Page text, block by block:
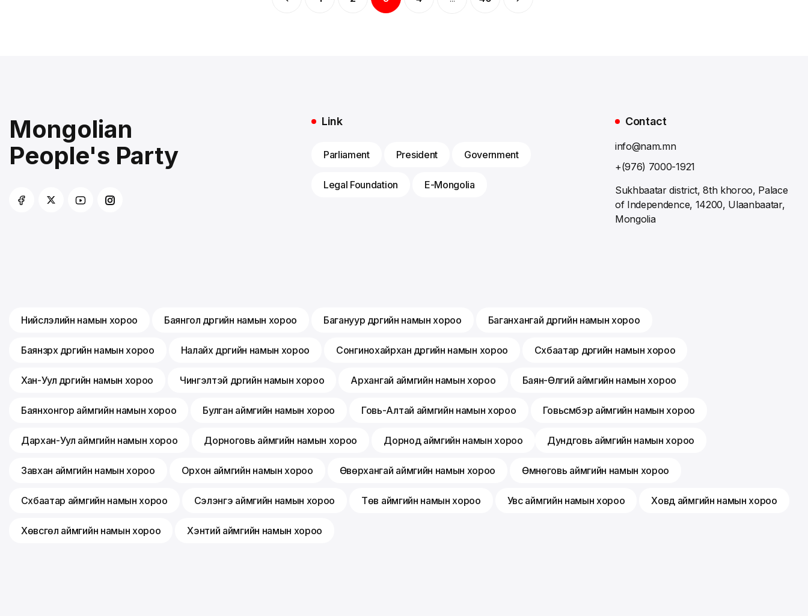
Mongolian
People's Party
Link
Parliament President Government
Legal Foundation E-Mongolia
Contact
info@nam.mn
+(976) 7000-1921
Sukhbaatar district, 8th khoroo, Palace
of Independence, 14200, Ulaanbaatar,
Mongolia
Нийслэлийн намын хороо Баянгол дүүргийн намын хороо Багануур дүүргийн намын хороо Баганхангай дүүргийн намын хороо
Баянзүрх дүүргийн намын хороо Налайх дүүргийн намын хороо Сонгинохайрхан дүүргийн намын хороо Сүхбаатар дүүргийн намын хороо
Хан-Уул дүүргийн намын хороо Чингэлтэй дүүргийн намын хороо Архангай аймгийн намын хороо Баян-Өлгий аймгийн намын хороо
Баянхонгор аймгийн намын хороо Булган аймгийн намын хороо Говь-Алтай аймгийн намын хороо Говьсүмбэр аймгийн намын хороо
Дархан-Уул аймгийн намын хороо Дорноговь аймгийн намын хороо Дорнод аймгийн намын хороо Дундговь аймгийн намын хороо
Завхан аймгийн намын хороо Орхон аймгийн намын хороо Өвөрхангай аймгийн намын хороо Өмнөговь аймгийн намын хороо
Сүхбаатар аймгийн намын хороо Сэлэнгэ аймгийн намын хороо Төв аймгийн намын хороо Увс аймгийн намын хороо Ховд аймгийн намын хороо
Хөвсгөл аймгийн намын хороо Хэнтий аймгийн намын хороо